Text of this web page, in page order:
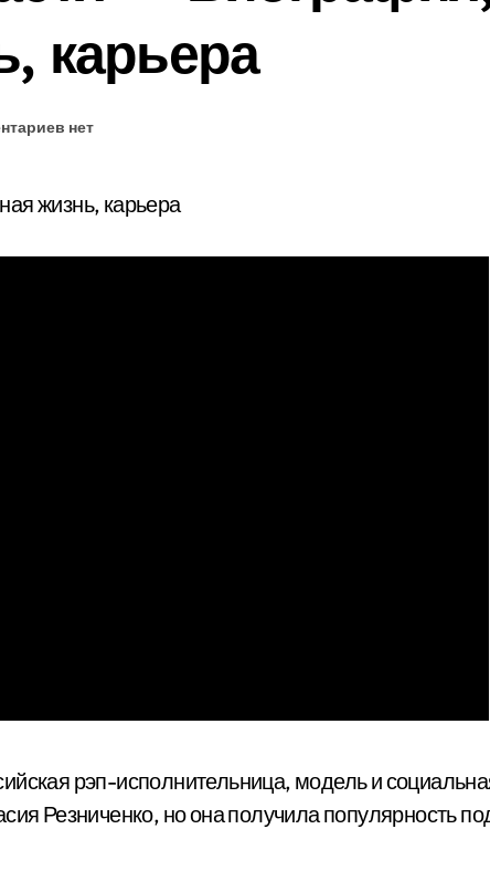
карьера
нет
рэп-исполнительница, модель и
Резниченко, но она получила популярность